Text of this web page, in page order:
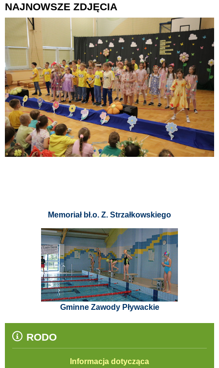
NAJNOWSZE ZDJĘCIA
Memoriał bł.o. Z. Strzałkowskiego
Gminne Zawody Pływackie
RODO
Informacja dotycząca